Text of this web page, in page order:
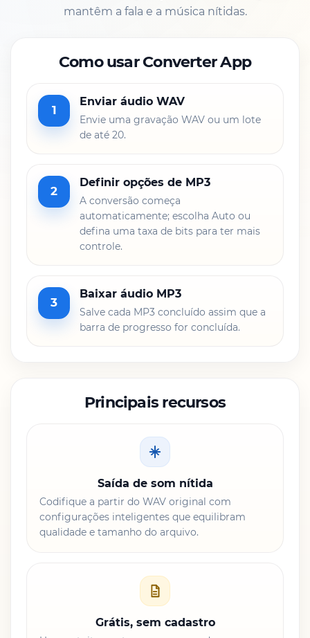
mantêm a fala e a música nítidas.
Como usar Converter App
1
Enviar áudio WAV
Envie uma gravação WAV ou um lote
de até 20.
2
Definir opções de MP3
A conversão começa
automaticamente; escolha Auto ou
defina uma taxa de bits para ter mais
controle.
3
Baixar áudio MP3
Salve cada MP3 concluído assim que a
barra de progresso for concluída.
Principais recursos
Saída de som nítida
Codifique a partir do WAV original com
configurações inteligentes que equilibram
qualidade e tamanho do arquivo.
Grátis, sem cadastro